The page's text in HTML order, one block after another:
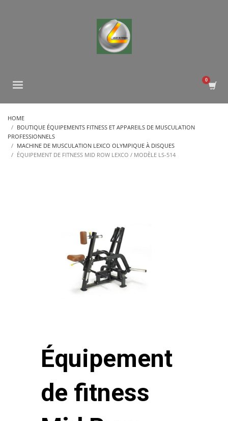
HOME
BOUTIQUE ÉQUIPEMENTS FITNESS ET APPAREILS DE MUSCULATION
PROFESSIONNELS
MACHINE DE MUSCULATION LEXCO OLYMPIQUE À DISQUES
ÉQUIPEMENT DE FITNESS MID ROW LEXCO / MODÈLE LS-514
Équipement
de fitness